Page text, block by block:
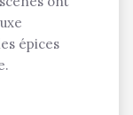
épices